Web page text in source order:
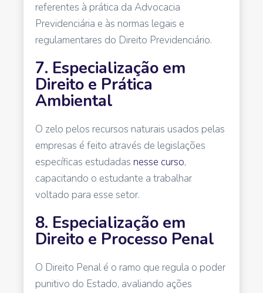
referentes à prática da Advocacia
Previdenciária e às normas legais e
regulamentares do Direito Previdenciário.
7. Especialização em
Direito e Prática
Ambiental
O zelo pelos recursos naturais usados pelas
empresas é feito através de legislações
específicas estudadas nesse curso,
capacitando o estudante a trabalhar
voltado para esse setor.
8. Especialização em
Direito e Processo Penal
O Direito Penal é o ramo que regula o poder
punitivo do Estado, avaliando ações